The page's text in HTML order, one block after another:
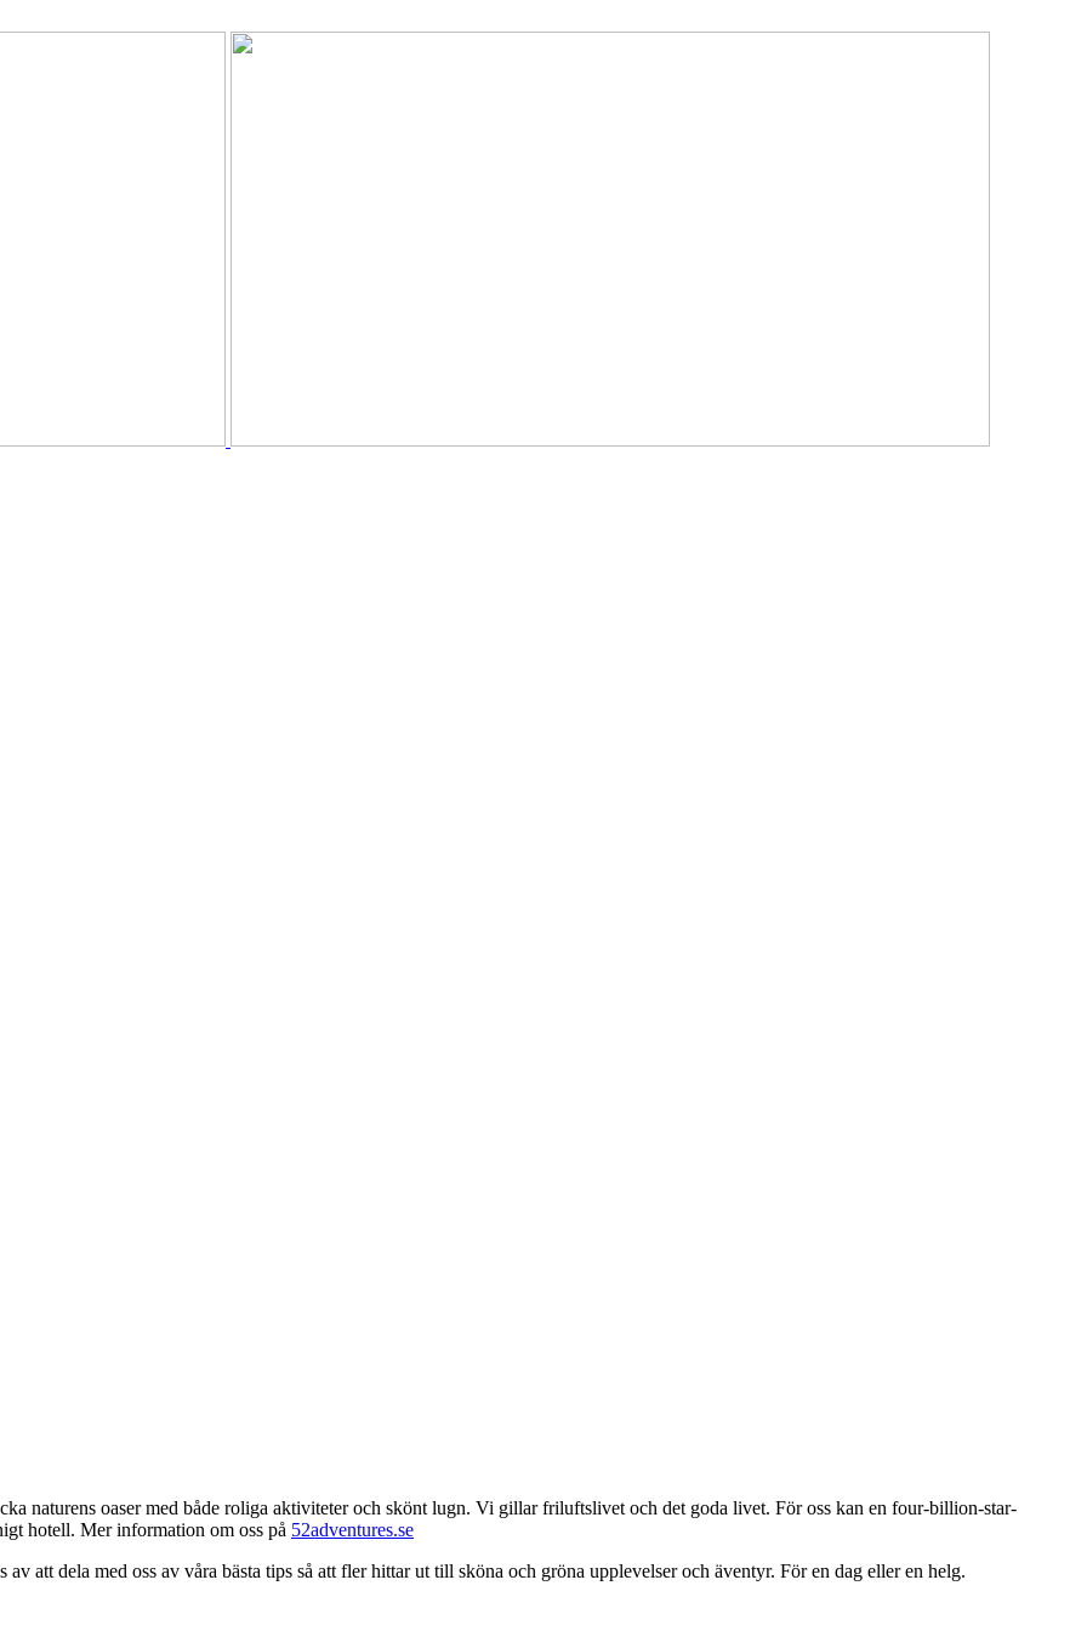
naturens oaser med både roliga aktiviteter och skönt lugn. Vi gillar friluftslivet och det goda livet. För oss kan en four-billion-star-
hotell. Mer information om oss på 52adventures.se
att dela med oss av våra bästa tips så att fler hittar ut till sköna och gröna upplevelser och äventyr. För en dag eller en helg.